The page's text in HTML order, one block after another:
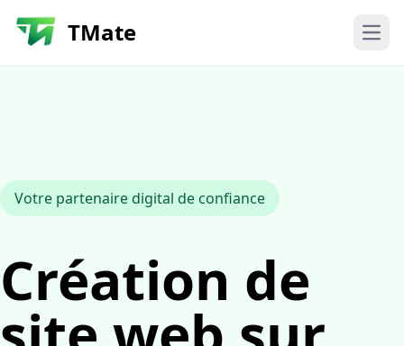
TMate
Votre partenaire digital de confiance
Création de